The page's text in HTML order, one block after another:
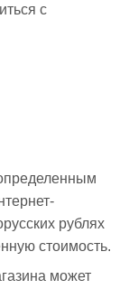
с
рублях
стоимость.
может